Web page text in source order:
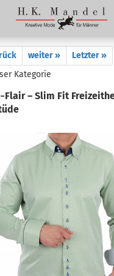
weiter »
Letzter »
Kategorie
Flair – Slim Fit